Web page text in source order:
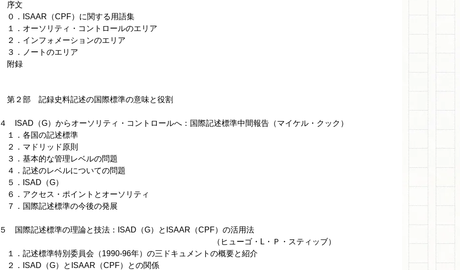
序文
０．ISAAR（CPF）に関する用語集
１．オーソリティ・コントロールのエリア
２．インフォメーションのエリア
３．ノートのエリア
附録
第２部 記録史料記述の国際標準の意味と役割
４ ISAD（G）からオーソリティ・コントロールへ：国際記述標準中間報告（マイケル・クック）
１．各国の記述標準
２．マドリッド原則
３．基本的な管理レベルの問題
４．記述のレベルについての問題
５．ISAD（G）
６．アクセス・ポイントとオーソリティ
７．国際記述標準の今後の発展
５ 国際記述標準の理論と技法：ISAD（G）とISAAR（CPF）の活用法
（ヒューゴ・L・Ｐ・スティッブ）
１．記述標準特別委員会（1990-96年）の三ドキュメントの概要と紹介
２．ISAD（G）とISAAR（CPF）との関係